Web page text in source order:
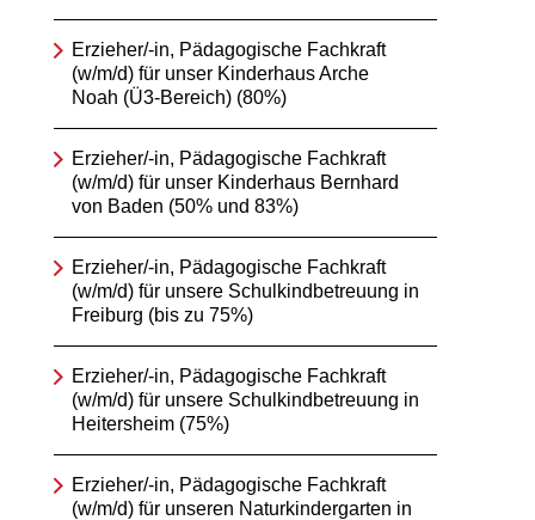
Erzieher/-in, Pädagogische Fachkraft
(w/m/d) für unser Kinderhaus Arche
Noah (Ü3-Bereich) (80%)
Erzieher/-in, Pädagogische Fachkraft
(w/m/d) für unser Kinderhaus Bernhard
von Baden (50% und 83%)
Erzieher/-in, Pädagogische Fachkraft
(w/m/d) für unsere Schulkindbetreuung in
Freiburg (bis zu 75%)
Erzieher/-in, Pädagogische Fachkraft
(w/m/d) für unsere Schulkindbetreuung in
Heitersheim (75%)
Erzieher/-in, Pädagogische Fachkraft
(w/m/d) für unseren Naturkindergarten in